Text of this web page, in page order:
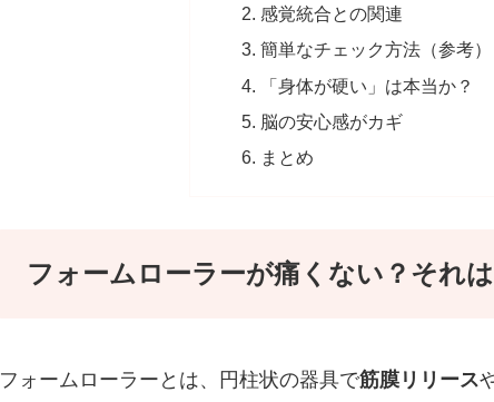
感覚統合との関連
簡単なチェック方法（参考）
「身体が硬い」は本当か？
脳の安心感がカギ
まとめ
フォームローラーが痛くない？それ
フォームローラーとは、円柱状の器具で筋膜リリース